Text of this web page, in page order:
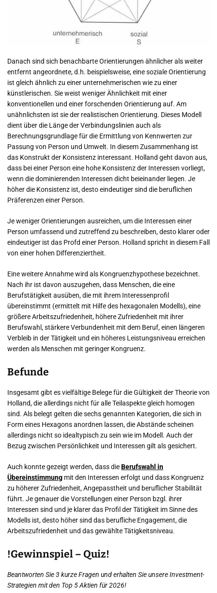
Danach sind sich benachbarte Orientierungen ähnlicher als weiter
entfernt angeordnete, d.h. beispielsweise, eine soziale Orientierung
ist gleich ähnlich zu einer unternehmerischen wie zu einer
künstlerischen. Sie weist weniger Ähnlichkeit mit einer
konventionellen und einer forschenden Orientierung auf. Am
unähnlichsten ist sie der realistischen Orientierung. Dieses Modell
dient über die Länge der Verbindungslinien auch als
Berechnungsgrundlage für die Ermittlung von Kennwerten zur
Passung von Person und Umwelt. In diesem Zusammenhang ist
das Konstrukt der Konsistenz interessant. Holland geht davon aus,
dass bei einer Person eine hohe Konsistenz der Interessen vorliegt,
wenn die dominierenden Interessen dicht beieinander liegen. Je
höher die Konsistenz ist, desto eindeutiger sind die beruflichen
Präferenzen einer Person.
Je weniger Orientierungen ausreichen, um die Interessen einer
Person umfassend und zutreffend zu beschreiben, desto klarer oder
eindeutiger ist das Profd einer Person. Holland spricht in diesem Fall
von einer hohen Differenziertheit.
Eine weitere Annahme wird als Kongruenzhypothese bezeichnet.
Nach ihr ist davon auszugehen, dass Menschen, die eine
Berufstätigkeit ausüben, die mit ihrem Interessenprofil
übereinstimmt (ermittelt mit Hilfe des hexagonalen Modells), eine
größere Arbeitszufriedenheit, höhere Zufriedenheit mit ihrer
Berufswahl, stärkere Verbundenheit mit dem Beruf, einen längeren
Verbleib in der Tätigkeit und ein höheres Leistungsniveau erreichen
werden als Menschen mit geringer Kongruenz.
Befunde
Insgesamt gibt es vielfältige Belege für die Gültigkeit der Theorie von
Holland, die allerdings nicht für alle Teilaspekte gleich homogen
sind. Als belegt gelten die sechs genannten Kategorien, die sich in
Form eines Hexagons anordnen lassen, die Abstände scheinen
allerdings nicht so idealtypisch zu sein wie im Modell. Auch der
Bezug zwischen Persönlichkeit und Interessen gilt als gesichert.
Auch konnte gezeigt werden, dass dieBerufswahl in
Übereinstimmung mit den Interessen erfolgt und dass Kongruenz
zu höherer Zufriedenheit, Angepasstheit und beruflicher Stabilität
führt. Je genauer die Vorstellungen einer Person bzgl. ihrer
Interessen sind und je klarer das Profil der Tätigkeit im Sinne des
Modells ist, desto höher sind das berufliche Engagement, die
Arbeitszufriedenheit und das gewählte Tätigkeitsniveau.
!Gewinnspiel – Quiz!
Beantworten Sie 3 kurze Fragen und erhalten Sie unsere Investment-
Strategien mit den Top 5 Aktien für 2026!